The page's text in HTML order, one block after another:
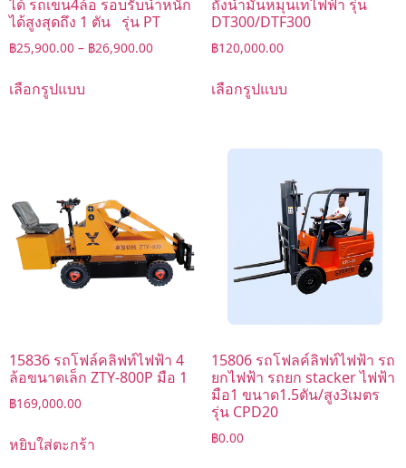
ได้ รถเข็น4ล้อ รอบรับน้ำหนัก
ได้สูงสุดถึง 1 ตัน รุ่น PT
฿25,900.00 – ฿26,900.00
เลือกรูปแบบ
ถังน้ำมันหมุนเทไฟฟ้า รุ่น
DT300/DTF300
฿120,000.00
เลือกรูปแบบ
15836 รถโฟล์คลิฟท์ไฟฟ้า 4
ล้อขนาดเล็ก ZTY-800P มือ 1
฿169,000.00
หยิบใส่ตะกร้า
15806 รถโฟลค์ลิฟท์ไฟฟ้า รถ
ยกไฟฟ้า รถยก stacker ไฟฟ้า
มือ1 ขนาด1.5ตัน/สูง3เมตร
รุ่น CPD20
฿0.00